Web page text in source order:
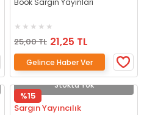
Book Sargın Yayınları
25,00 TL 21,25 TL
Gelince Haber Ver
Stokta Yok
%15
Sargın Yayıncılık